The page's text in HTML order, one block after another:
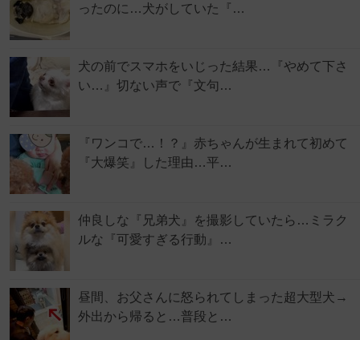
ったのに…犬がしていた『…
犬の前でスマホをいじった結果…『やめて下さ
い…』切ない声で『文句…
『ワンコで…！？』赤ちゃんが生まれて初めて
『大爆笑』した理由…平…
仲良しな『兄弟犬』を撮影していたら…ミラク
ルな『可愛すぎる行動』…
昼間、お父さんに怒られてしまった超大型犬→
外出から帰ると…普段と…